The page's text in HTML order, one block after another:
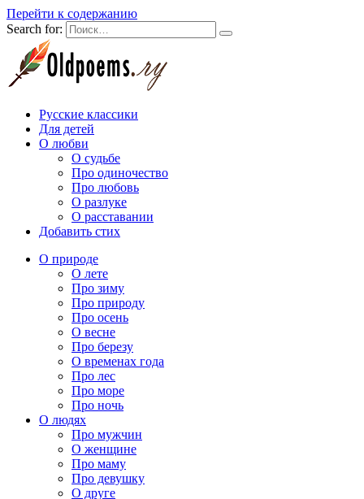
Перейти к содержанию
Search for:
Русские классики
Для детей
О любви
О судьбе
Про одиночество
Про любовь
О разлуке
О расставании
Добавить стих
О природе
О лете
Про зиму
Про природу
Про осень
О весне
Про березу
О временах года
Про лес
Про море
Про ночь
О людях
Про мужчин
О женщине
Про маму
Про девушку
О друге